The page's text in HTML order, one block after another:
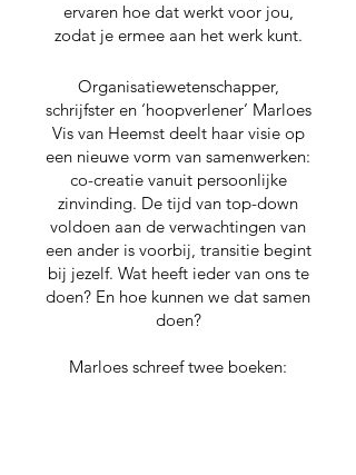
ervaren hoe dat werkt voor jou,
zodat je ermee aan het werk kunt.
Organisatiewetenschapper,
schrijfster en ‘hoopverlener’ Marloes
Vis van Heemst deelt haar visie op
een nieuwe vorm van samenwerken:
co-creatie vanuit persoonlijke
zinvinding. De tijd van top-down
voldoen aan de verwachtingen van
een ander is voorbij, transitie begint
bij jezelf. Wat heeft ieder van ons te
doen? En hoe kunnen we dat samen
doen?
Marloes schreef twee boeken: